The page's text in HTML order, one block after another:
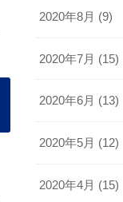
2020年8月 (9)
2020年7月 (15)
2020年6月 (13)
2020年5月 (12)
2020年4月 (15)